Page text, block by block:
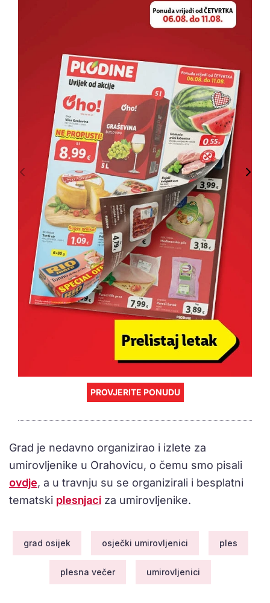
PROVJERITE PONUDU
Grad je nedavno organizirao i izlete za
umirovljenike u Orahovicu, o čemu smo pisali
ovdje, a u travnju su se organizirali i besplatni
tematski plesnjaci za umirovljenike.
grad osijek osječki umirovljenici ples
plesna večer umirovljenici